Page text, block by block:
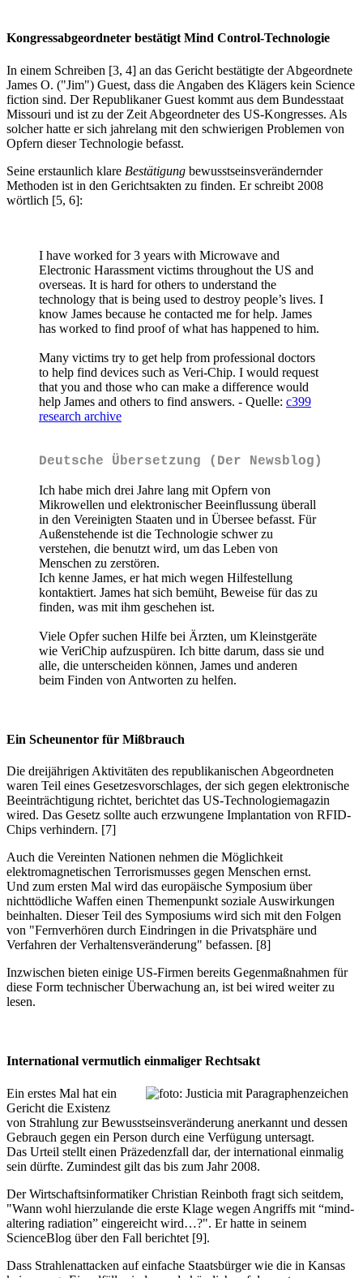
Kongressabgeordneter bestätigt Mind Control-Technologie
In einem Schreiben [3, 4] an das Gericht bestätigte der Abgeordnete
James O. ("Jim") Guest, dass die Angaben des Klägers kein Science
fiction sind. Der Republikaner Guest kommt aus dem Bundesstaat
Missouri und ist zu der Zeit Abgeordneter des US-Kongresses. Als
solcher hatte er sich jahrelang mit den schwierigen Problemen von
Opfern dieser Technologie befasst.
Seine erstaunlich klare Bestätigung bewusstseinsverändernder
Methoden ist in den Gerichtsakten zu finden. Er schreibt 2008
wörtlich [5, 6]:
I have worked for 3 years with Microwave and
Electronic Harassment victims throughout the US and
overseas. It is hard for others to understand the
technology that is being used to destroy people’s lives. I
know James because he contacted me for help. James
has worked to find proof of what has happened to him.
Many victims try to get help from professional doctors
to help find devices such as Veri-Chip. I would request
that you and those who can make a difference would
help James and others to find answers. - Quelle: c399
research archive
Deutsche Übersetzung (Der Newsblog)
Ich habe mich drei Jahre lang mit Opfern von
Mikrowellen und elektronischer Beeinflussung überall
in den Vereinigten Staaten und in Übersee befasst. Für
Außenstehende ist die Technologie schwer zu
verstehen, die benutzt wird, um das Leben von
Menschen zu zerstören.
Ich kenne James, er hat mich wegen Hilfestellung
kontaktiert. James hat sich bemüht, Beweise für das zu
finden, was mit ihm geschehen ist.
Viele Opfer suchen Hilfe bei Ärzten, um Kleinstgeräte
wie VeriChip aufzuspüren. Ich bitte darum, dass sie und
alle, die unterscheiden können, James und anderen
beim Finden von Antworten zu helfen.
Ein Scheunentor für Mißbrauch
Die dreijährigen Aktivitäten des republikanischen Abgeordneten
waren Teil eines Gesetzesvorschlages, der sich gegen elektronische
Beeinträchtigung richtet, berichtet das US-Technologiemagazin
wired. Das Gesetz sollte auch erzwungene Implantation von RFID-
Chips verhindern. [7]
Auch die Vereinten Nationen nehmen die Möglichkeit
elektromagnetischen Terrorismusses gegen Menschen ernst.
Und zum ersten Mal wird das europäische Symposium über
nichttödliche Waffen einen Themenpunkt soziale Auswirkungen
beinhalten. Dieser Teil des Symposiums wird sich mit den Folgen
von "Fernverhören durch Eindringen in die Privatsphäre und
Verfahren der Verhaltensveränderung" befassen. [8]
Inzwischen bieten einige US-Firmen bereits Gegenmaßnahmen für
diese Form technischer Überwachung an, ist bei wired weiter zu
lesen.
International vermutlich einmaliger Rechtsakt
Ein erstes Mal hat ein
Gericht die Existenz
von Strahlung zur Bewusstseinsveränderung anerkannt und dessen
Gebrauch gegen ein Person durch eine Verfügung untersagt.
Das Urteil stellt einen Präzedenzfall dar, der international einmalig
sein dürfte. Zumindest gilt das bis zum Jahr 2008.
Der Wirtschaftsinformatiker Christian Reinboth fragt sich seitdem,
"Wann wohl hierzulande die erste Klage wegen Angriffs mit “mind-
altering radiation” eingereicht wird…?". Er hatte in seinem
ScienceBlog über den Fall berichtet [9].
Dass Strahlenattacken auf einfache Staatsbürger wie die in Kansas